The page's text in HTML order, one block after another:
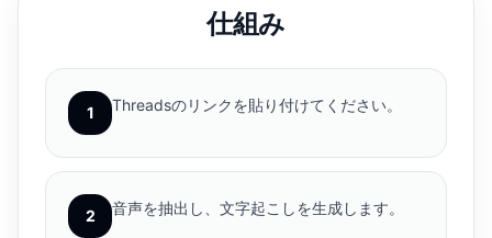
仕組み
1 Threadsのリンクを貼り付けてください。
2 音声を抽出し、文字起こしを生成します。